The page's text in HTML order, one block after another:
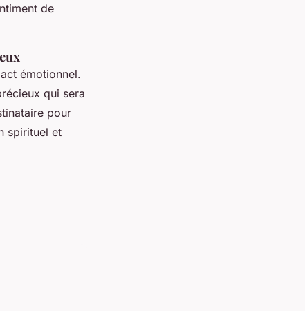
de
émotionnel.
qui sera
pour
spirituel et